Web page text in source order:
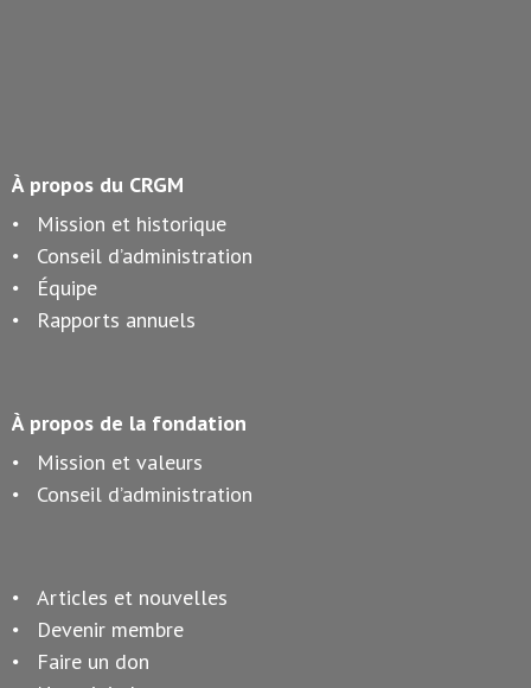
À propos du CRGM
Mission et historique
Conseil d’administration
Équipe
Rapports annuels
À propos de la fondation
Mission et valeurs
Conseil d’administration
Articles et nouvelles
Devenir membre
Faire un don